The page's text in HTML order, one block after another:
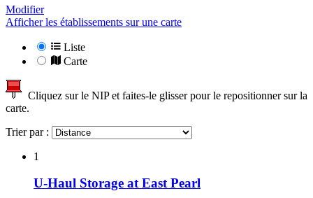
Modifier
Afficher les établissements sur une carte
Liste
Carte
Cliquez sur le NIP et faites-le glisser pour le repositionner sur la
carte.
Trier par :
1
U-Haul Storage at East Pearl